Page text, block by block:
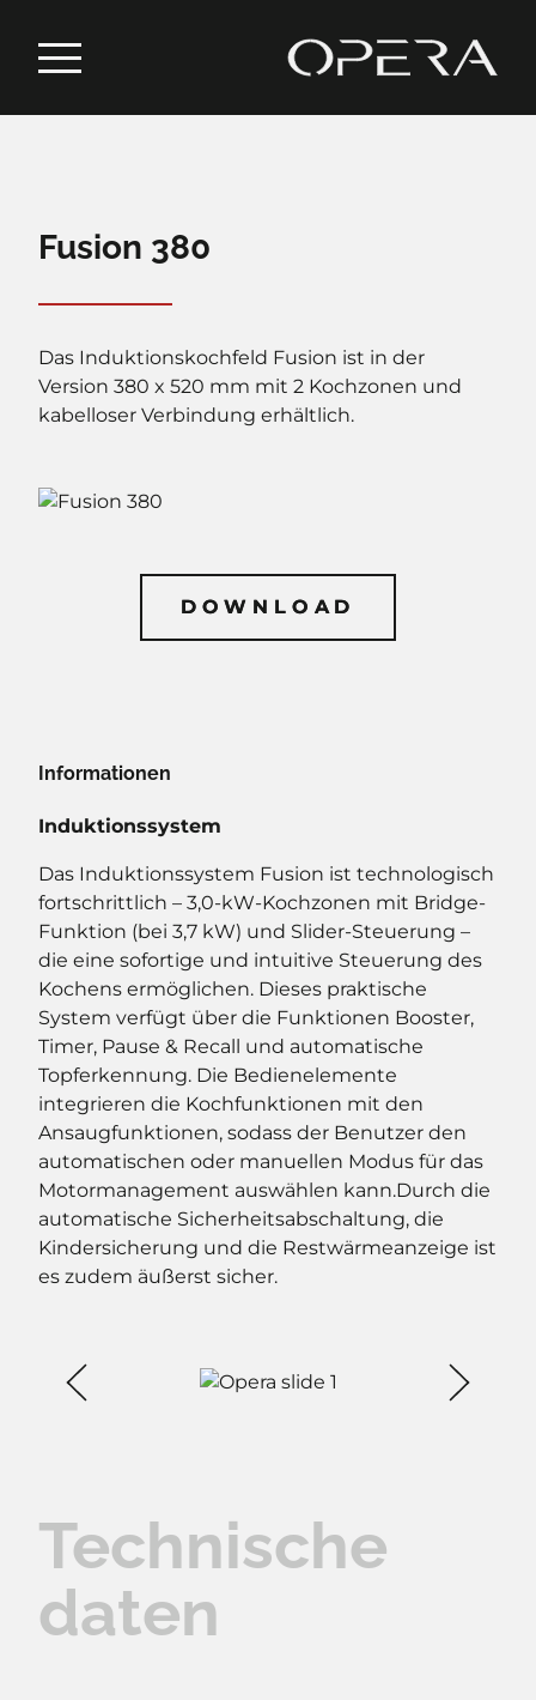
DOWNLOAD
DOWNLOAD
Fusion 380
Das Induktionskochfeld Fusion ist in der
Version 380 x 520 mm mit 2 Kochzonen und
kabelloser Verbindung erhältlich.
Informationen
Induktionssystem
Das Induktionssystem Fusion ist technologisch
fortschrittlich – 3,0-kW-Kochzonen mit Bridge-
Funktion (bei 3,7 kW) und Slider-Steuerung –
die eine sofortige und intuitive Steuerung des
Kochens ermöglichen. Dieses praktische
System verfügt über die Funktionen Booster,
Timer, Pause & Recall und automatische
Topferkennung. Die Bedienelemente
integrieren die Kochfunktionen mit den
Ansaugfunktionen, sodass der Benutzer den
automatischen oder manuellen Modus für das
Motormanagement auswählen kann.Durch die
automatische Sicherheitsabschaltung, die
Kindersicherung und die Restwärmeanzeige ist
es zudem äußerst sicher.
Technische
daten